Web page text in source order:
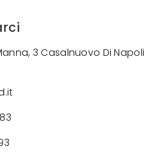
3 Casalnuovo Di Napoli